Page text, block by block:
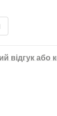
відгук або